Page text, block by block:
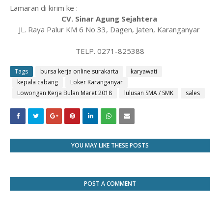
Lamaran di kirim ke :
CV. Sinar Agung Sejahtera
JL. Raya Palur KM 6 No 33, Dagen, Jaten, Karanganyar
TELP. 0271-825388
Tags bursa kerja online surakarta
karyawati
kepala cabang
Loker Karanganyar
Lowongan Kerja Bulan Maret 2018
lulusan SMA / SMK sales
YOU MAY LIKE THESE POSTS
POST A COMMENT